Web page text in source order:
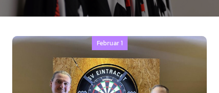
Februar 1